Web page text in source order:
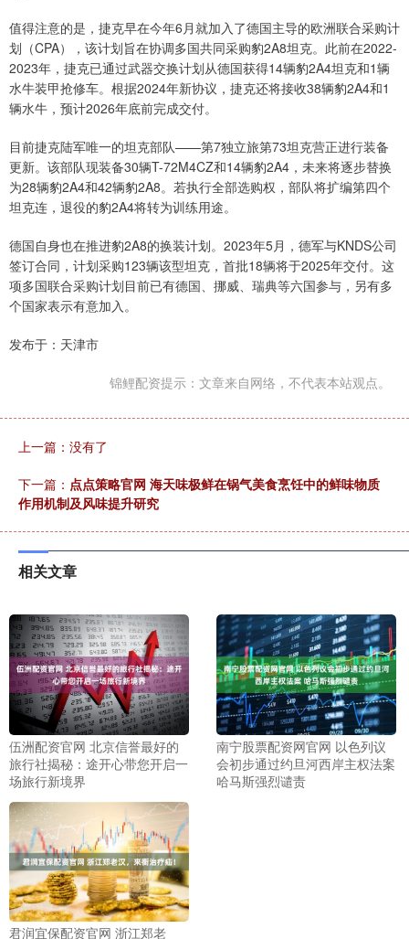
值得注意的是，捷克早在今年6月就加入了德国主导的欧洲联合采购计
划（CPA），该计划旨在协调多国共同采购豹2A8坦克。此前在2022-
2023年，捷克已通过武器交换计划从德国获得14辆豹2A4坦克和1辆
水牛装甲抢修车。根据2024年新协议，捷克还将接收38辆豹2A4和1
辆水牛，预计2026年底前完成交付。
目前捷克陆军唯一的坦克部队——第7独立旅第73坦克营正进行装备
更新。该部队现装备30辆T-72M4CZ和14辆豹2A4，未来将逐步替换
为28辆豹2A4和42辆豹2A8。若执行全部选购权，部队将扩编第四个
坦克连，退役的豹2A4将转为训练用途。
德国自身也在推进豹2A8的换装计划。2023年5月，德军与KNDS公司
签订合同，计划采购123辆该型坦克，首批18辆将于2025年交付。这
项多国联合采购计划目前已有德国、挪威、瑞典等六国参与，另有多
个国家表示有意加入。
发布于：天津市
锦鲤配资提示：文章来自网络，不代表本站观点。
上一篇：没有了
下一篇： 点点策略官网 海天味极鲜在锅气美食烹饪中的鲜味物质
作用机制及风味提升研究
相关文章
伍洲配资官网 北京信誉最好的
旅行社揭秘：途开心带您开启一
场旅行新境界
南宁股票配资网官网 以色列议
会初步通过约旦河西岸主权法案
哈马斯强烈谴责
君润宜保配资官网 浙江郑老